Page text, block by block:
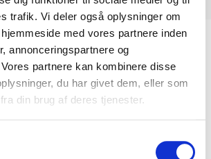
trafik. Vi deler også oplysninger om
med vores partnere inden
annonceringspartnere og
partnere kan kombinere disse
du har givet dem, eller som
din brug af deres tjenester.
Varer